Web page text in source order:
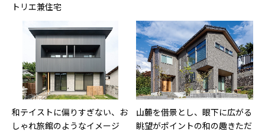
トリエ兼住宅
和テイストに偏りすぎない、お
しゃれ旅館のようなイメージ
山麓を借景とし、眼下に広がる
眺望がポイントの和の趣きただ